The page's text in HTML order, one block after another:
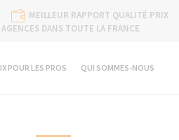
MEILLEUR RAPPORT QUALITÉ PRIX
DANS TOUTE LA FRANCE
POUR LES PROS QUI SOMMES-NOUS